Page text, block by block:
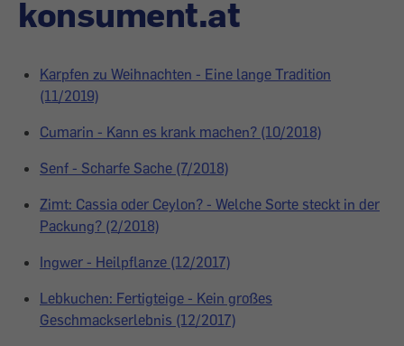
konsument.at
Karpfen zu Weihnachten - Eine lange Tradition
(11/2019)
Cumarin - Kann es krank machen? (10/2018)
Senf - Scharfe Sache (7/2018)
Zimt: Cassia oder Ceylon? - Welche Sorte steckt in der
Packung? (2/2018)
Ingwer - Heilpflanze (12/2017)
Lebkuchen: Fertigteige - Kein großes
Geschmackserlebnis (12/2017)